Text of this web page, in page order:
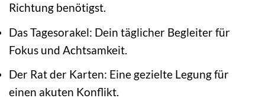
Richtung benötigst.
Das Tagesorakel: Dein täglicher Begleiter für
Fokus und Achtsamkeit.
Der Rat der Karten: Eine gezielte Legung für
einen akuten Konflikt.